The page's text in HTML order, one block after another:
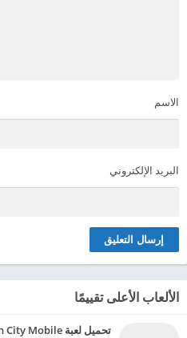
الاسم
البريد الإلكتروني
الألعاب الأعلى تقييمًا
تحميل لعبة Dragon City Mobile مهكرة للاندرويد 2024